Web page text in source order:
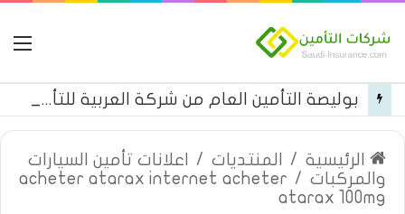
بوليصة التأمين العام من شركة العربية للتأمين
الرئيسية / المنتديات /
اعلانات تأمين السيارات
والمركبات /
acheter atarax internet acheter
atarax 100mg